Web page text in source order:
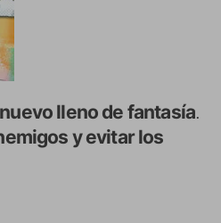
lleno de fantasía.
y evitar los